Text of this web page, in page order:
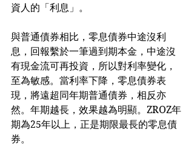
資人的「利息」。
與普通債券相比，零息債券中途沒利
息，回報繫於一筆過到期本金，中途沒
有現金流可再投資，所以對利率變化，
至為敏感。當利率下降，零息債券表
現，將遠超同年期普通債券，相反亦
然。年期越長，效果越為明顯。ZROZ年
期為25年以上，正是期限最長的零息債
券。